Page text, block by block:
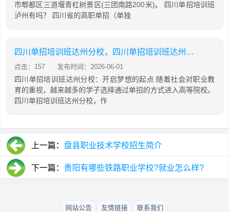
市郫都区三道堰青杠树景区(三团南路200米)。 四川单招培训班
泸州有吗？ 四川省的高职单招（单独
四川单招培训班达州分校，四川单招培训班达州分校怎么样
点击：157 发布时间：2026-06-01
四川单招培训班达州分校：开启梦想的起点 随着社会对职业教
育的重视，越来越多的学子选择通过单招的方式进入高等院校。
四川单招培训班达州分校，作
上一篇： 盘县职业技术学校招生简介
下一篇： 贵阳有哪些铁路职业学校?就业怎么样?
网站公告 友情链接 联系我们